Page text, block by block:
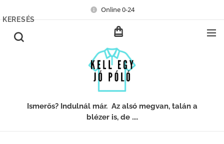
Online 0-24
Ismerős? Indulnál már. Az alsó megvan, talán a
blézer is, de ....
KERESÉS